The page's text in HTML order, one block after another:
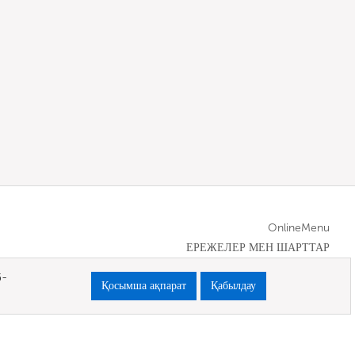
OnlineMenu
ЕРЕЖЕЛЕР МЕН ШАРТТАР
Қосымша ақпарат Қабылдау